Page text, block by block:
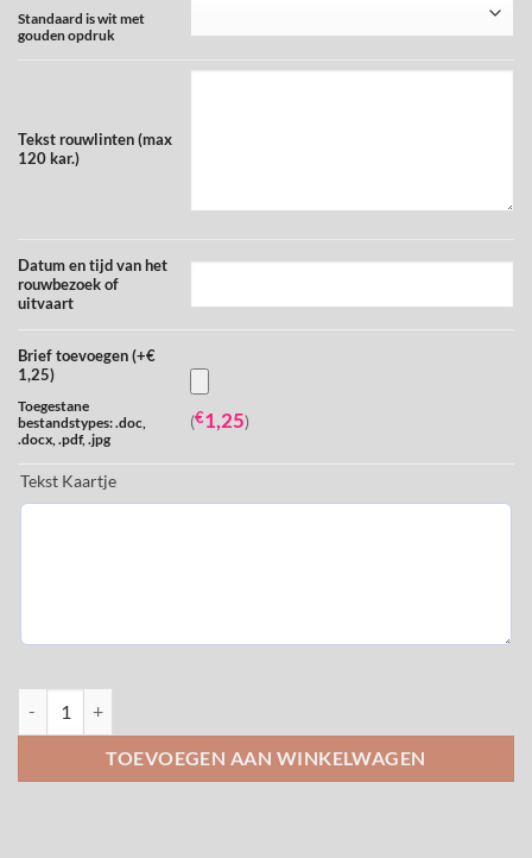
Standaard is wit met
gouden opdruk
Tekst rouwlinten (max
120 kar.)
Datum en tijd van het
rouwbezoek of
uitvaart
Brief toevoegen (+€
1,25)
Toegestane
bestandstypes: .doc,
.docx, .pdf, .jpg
(€1,25)
Tekst Kaartje
TOEVOEGEN AAN WINKELWAGEN